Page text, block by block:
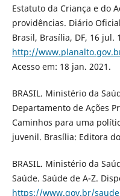
Estatuto da Criança e do
providências. Diário
Brasil, Brasília, DF, 16 jul.
http://
Acesso em: 18 jan. 2021.
BRASIL. Ministério da
Departamento de Ações
Caminhos para uma
juvenil. Brasília: Editora
BRASIL. Ministério da
Saúde. Saúde de A-Z.
https://www.gov.br/